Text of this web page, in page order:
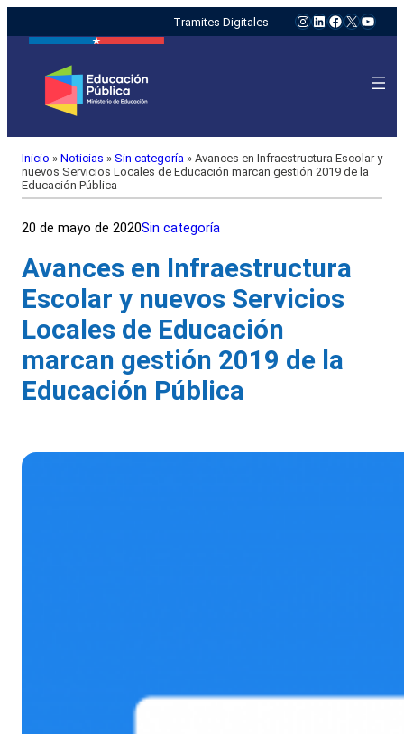
Tramites Digitales Instagram
LinkedIn
Facebook
X
Inicio » Noticias » Sin categoría » Avances en Infraestructura Escolar y
nuevos Servicios Locales de Educación marcan gestión 2019 de la
Educación Pública
20 de mayo de 2020Sin categoría
Avances en Infraestructura
Escolar y nuevos Servicios
Locales de Educación
marcan gestión 2019 de la
Educación Pública